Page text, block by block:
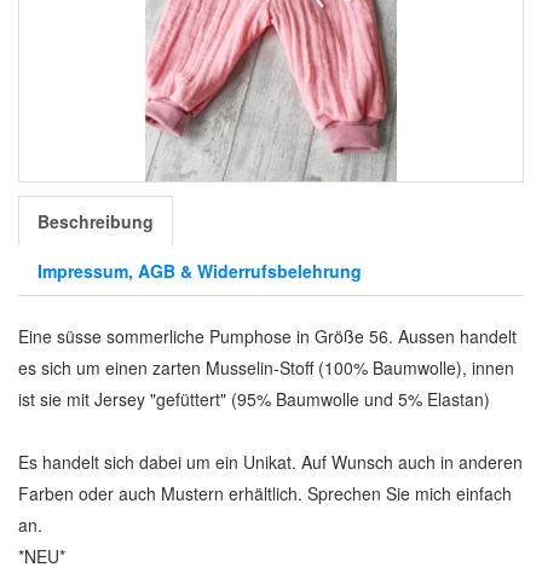
Beschreibung
Impressum, AGB & Widerrufsbelehrung
Eine süsse sommerliche Pumphose in Größe 56. Aussen handelt
es sich um einen zarten Musselin-Stoff (100% Baumwolle), innen
ist sie mit Jersey "gefüttert" (95% Baumwolle und 5% Elastan)
Es handelt sich dabei um ein Unikat. Auf Wunsch auch in anderen
Farben oder auch Mustern erhältlich. Sprechen Sie mich einfach
an.
*NEU*